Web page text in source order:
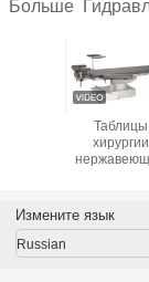
Больше
Таблицы
хирургии
стулом
Измените язык
Russian